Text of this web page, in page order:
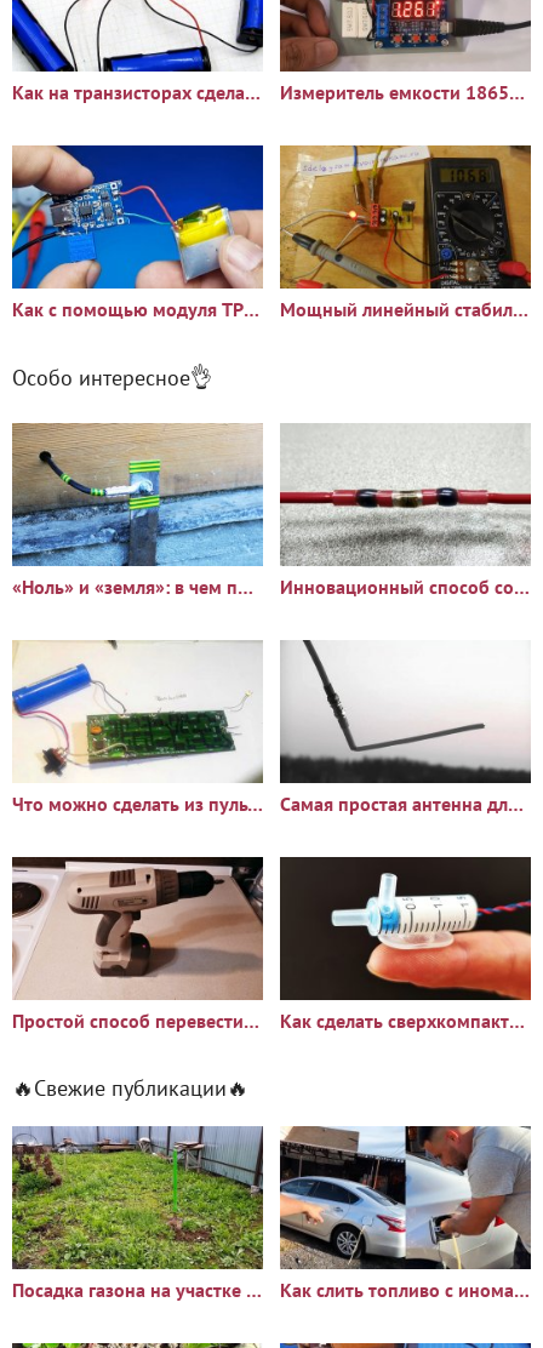
Как на транзисторах сделать блок балансировки на любое Измеритель емкости 18650 аккумуляторов на модуле
Как с помощью модуля TP4056 заряжать аккумуляторы разной емкости Мощный линейный стабилизатор напряжения
Особо интересное👌
«Ноль» и «земля»: в чем принципиальное отличие? Инновационный способ соединить два провода
Что можно сделать из пульта дистанционного управления Самая простая антенна для цифрового ТВ
Простой способ перевести шуруповерт с никель-кадмиевых на Как сделать сверхкомпактный поразительно мощный водяной насос
🔥Свежие публикации🔥
Посадка газона на участке с сорняками: опыт и результаты Как слить топливо с иномарки через горловину бака